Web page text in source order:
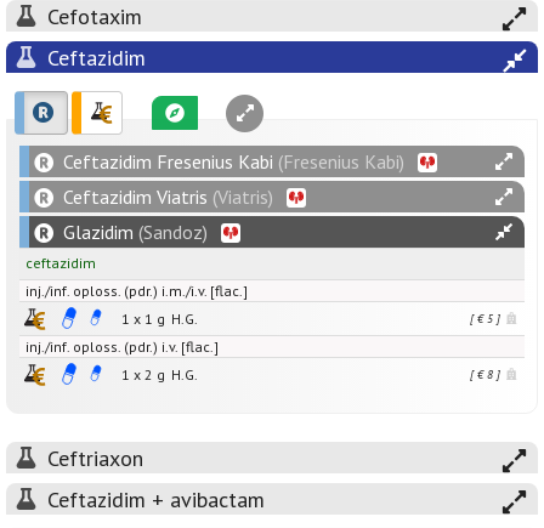
Cefotaxim
Ceftazidim
Ceftazidim Fresenius Kabi (Fresenius Kabi)
Ceftazidim Viatris (Viatris)
Glazidim (Sandoz)
ceftazidim
inj./inf. oploss. (pdr.) i.m./i.v. [flac.]
1 x 1 g H.G. [ € 5 ]
inj./inf. oploss. (pdr.) i.v. [flac.]
1 x 2 g H.G. [ € 8 ]
Ceftriaxon
Ceftazidim + avibactam